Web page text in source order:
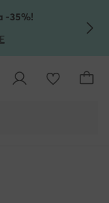
-35%!